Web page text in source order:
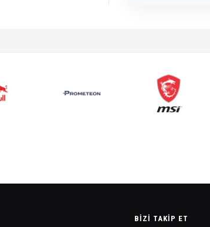
BIZI TAKIP ET